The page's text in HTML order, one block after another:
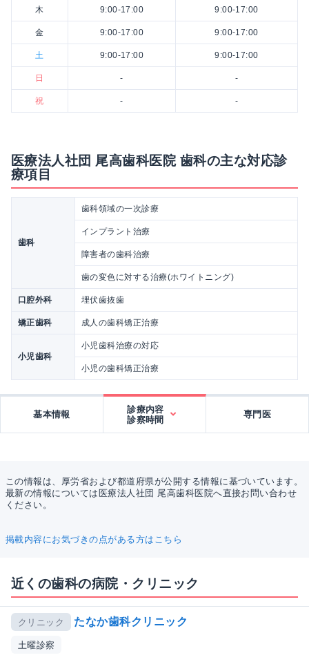
木 9:00-17:00 9:00-17:00
金 9:00-17:00 9:00-17:00
土 9:00-17:00 9:00-17:00
日 - -
祝 - -
医療法人社団 尾高歯科医院 歯科の主な対応診
療項目
歯科
歯科領域の一次診療
インプラント治療
障害者の歯科治療
歯の変色に対する治療(ホワイトニング)
口腔外科 埋伏歯抜歯
矯正歯科 成人の歯科矯正治療
小児歯科
小児歯科治療の対応
小児の歯科矯正治療
基本情報
診療内容
診察時間
専門医
この情報は、厚労省および都道府県が公開する情報に基づいています。
最新の情報については医療法人社団 尾高歯科医院へ直接お問い合わせ
ください。
掲載内容にお気づきの点がある方はこちら
近くの歯科の病院・クリニック
クリニック たなか歯科クリニック
土曜診察